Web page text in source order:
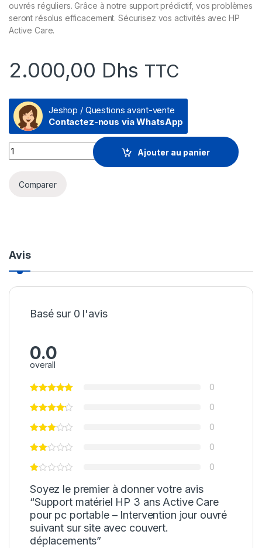
ouvrés réguliers. Grâce à notre support prédictif, vos problèmes
seront résolus efficacement. Sécurisez vos activités avec HP
Active Care.
2.000,00 Dhs TTC
Jeshop / Questions avant-vente
Contactez-nous via WhatsApp
Support matériel HP 3 ans Active Care pour pc portable -
Ajouter au panier
Comparer
Avis
Basé sur 0 l'avis
0.0
overall
0
0
0
0
0
Soyez le premier à donner votre avis
“Support matériel HP 3 ans Active Care
pour pc portable – Intervention jour ouvré
suivant sur site avec couvert.
déplacements”